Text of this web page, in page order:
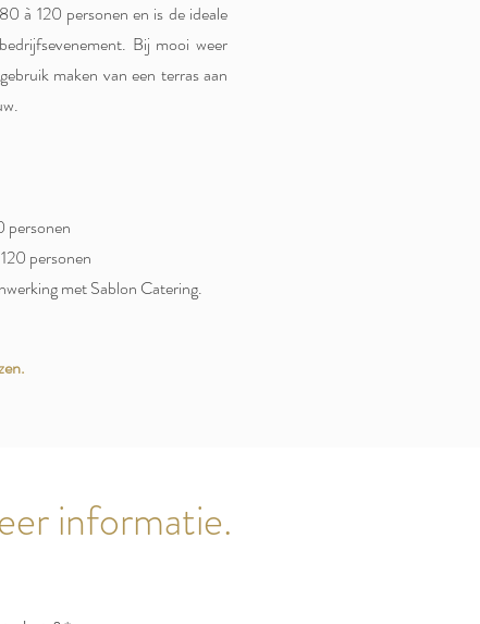
à 120 personen en is de ideale
Bij mooi weer
maken van een terras aan
personen
120 personen
met Sablon Catering.
informatie.